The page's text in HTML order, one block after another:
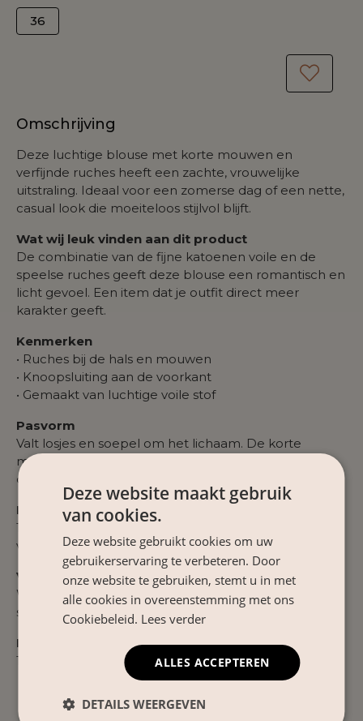
36
Omschrijving
Deze luchtige blouse met korte mouwen en
verfijnde ruches heeft een zachte, vrouwelijke
uitstraling. Ideaal voor een zomerse dag of een nette,
casual look die moeiteloos stijlvol blijft.
Wat wij leuk vinden aan dit product
De combinatie van de fijne katoenen voile en de
speelse ruches geeft deze blouse een romantisch en
licht gevoel. Een item dat je outfit direct meer
karakter geeft.
Kenmerken
• Ruches bij de hals en mouwen
• Knoopsluiting aan de voorkant
• Gemaakt van luchtige voile stof
Pasvorm
Valt losjes en soepel om het lichaam. De korte
mouwen en lichte stof zorgen voor een
comfortabele, vrije fit.
Materiaal
100% katoen. Voelt zacht en ademend aan, perfect
voor warmere dagen.
Verzorgingsinstructies
Wassen op 30°C. Aan de lucht laten drogen om de
stof mooi te houden.
Product Nr.
169039
Deze website maakt gebruik
van cookies.
Deze website gebruikt cookies om uw
gebruikerservaring te verbeteren. Door
onze website te gebruiken, stemt u in met
alle cookies in overeenstemming met ons
Cookiebeleid. Lees verder
ALLES ACCEPTEREN
DETAILS WEERGEVEN